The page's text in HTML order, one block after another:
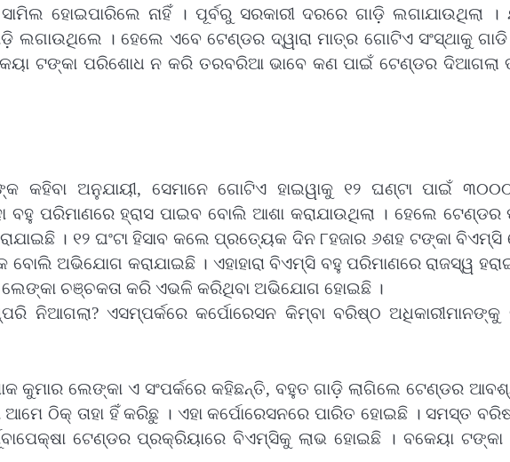
ହୋଇପାରିଲେ ନାହିଁ । ପୂର୍ବରୁ ସରକାରୀ ଦରରେ ଗାଡ଼ି ଲଗାଯାଉଥିଲା ।
। ହେଲେ ଏବେ ଟେଣ୍ଡର ଦ୍ୱାରା ମାତ୍ର ଗୋଟିଏ ସଂସ୍ଥାକୁ ଗାଡି
ଟଙ୍କା ପରିଶୋଧ ନ କରି ତରବରିଆ ଭାବେ କଣ ପାଇଁ ଟେଣ୍ଡର ଦିଆଗଲା
କହିବା ଅନୁଯାୟୀ, ସେମାନେ ଗୋଟିଏ ହାଇୱାକୁ ୧୨ ଘଣ୍ଟା ପାଇଁ
ପରିମାଣରେ ହ୍ରାସ ପାଇବ ବୋଲି ଆଶା କରାଯାଉଥିଲା । ହେଲେ ଟେଣ୍ଡର
। ୧୨ ଘଂଟା ହିସାବ କଲେ ପ୍ରତ୍ୟେକ ଦିନ ୮ହଜାର ୬ଶହ ଟଙ୍କା ବିଏମ୍‌ସି
ବୋଲି ଅଭିଯୋଗ କରାଯାଇଛି । ଏହାହାରା ବିଏମ୍‌ସି ବହୁ ପରିମାଣରେ ରାଜସ୍ୱ
ଲେଙ୍କା ଚଞ୍ଚକତା କରି ଏଭଳି କରିଥିବା ଅଭିଯୋଗ ହୋଇଛି ।
ନିଆଗଲା? ଏସମ୍ପର୍କରେ କର୍ପୋରେସନ କିମ୍ବା ବରିଷ୍ଠ
କୁମାର ଲେଙ୍କା ଏ ସଂପର୍କରେ କହିଛନ୍ତି, ବହୁତ ଗାଡ଼ି ଲାଗିଲେ ଟେଣ୍ଡର
ଆମେ ଠିକ୍ ତାହା ହିଁ କରିଛୁ । ଏହା କର୍ପୋରେସନରେ ପାରିତ ହୋଇଛି । ସମସ୍ତ
ଟେଣ୍ଡର ପ୍ରକ୍ରିୟାରେ ବିଏମ୍‌ସିକୁ ଲାଭ ହୋଇଛି । ବକେୟା ଟଙ୍କା